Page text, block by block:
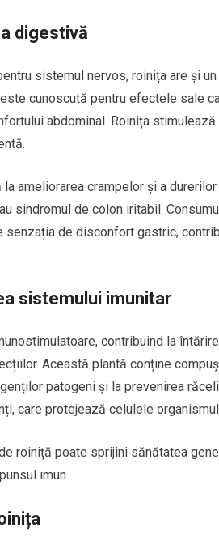
digestivă
sistemul nervos, roinița are și
cunoscută pentru efectele sale
abdominal. Roinița
la ameliorarea crampelor și a
sindromul de colon iritabil.
senzația de disconfort gastric,
sistemului imunitar
contribuind la
Această plantă conține
patogeni și la prevenirea
care protejează celulele
roiniță poate sprijini sănătatea
imun.